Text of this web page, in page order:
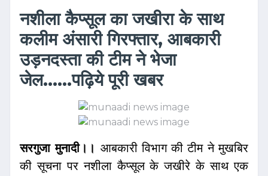
नशीला कैप्सूल का जखीरा के साथ
कलीम अंसारी गिरफ्तार, आबकारी
उड़नदस्ता की टीम ने भेजा
जेल......पढ़िये पूरी खबर
सरगुजा मुनादी।। आबकारी विभाग की टीम ने मुखबिर
की सूचना पर नशीला कैप्सूल के जखीरे के साथ एक